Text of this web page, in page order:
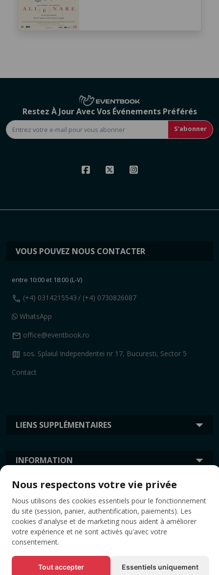
Restez À Jour Avec Vos Événements Préférés
S'abonner
LIENS SUPPLÉMENTAIRES
INFORMATION
VOUS POUVEZ NOUS CONTACTER
entre 10:00 et 18:00 (L-V)
call (+4) 0314215543 / (+4) 0730826087
WhatsApp
mail office@eventbook.ro
map sos. Splaiul Independentei nr 17, Bucuresti, Sector 5
Contact
ÉTIQUETTES
Nous respectons votre vie privée
Nous utilisons des cookies essentiels pour le fonctionnement
du site (session, panier, authentification, paiements). Les
cookies d'analyse et de marketing nous aident à améliorer
votre expérience et ne sont activés qu'avec votre
consentement.
Tout accepter Essentiels uniquement